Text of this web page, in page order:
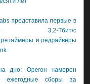
представила первые в
3,2-Тбит/с
ретаймеры и редрайверы
дно: Орегон намерен
ежегодные сборы за